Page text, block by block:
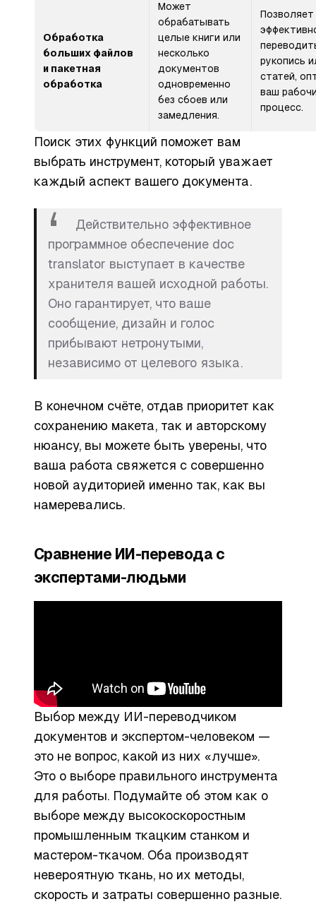
Обработка
больших файлов
и пакетная
обработка
Может
обрабатывать
целые книги или
несколько
документов
одновременно
без сбоев или
замедления.
рукопись
статей,
ваш
процесс.
Поиск этих функций поможет вам
выбрать инструмент, который уважает
каждый аспект вашего документа.
Действительно эффективное
программное обеспечение doc
translator выступает в качестве
хранителя вашей исходной работы.
Оно гарантирует, что ваше
сообщение, дизайн и голос
прибывают нетронутыми,
независимо от целевого языка.
В конечном счёте, отдав приоритет как
сохранению макета, так и авторскому
нюансу, вы можете быть уверены, что
ваша работа свяжется с совершенно
новой аудиторией именно так, как вы
намеревались.
Сравнение ИИ-перевода с
экспертами-людьми
Выбор между ИИ-переводчиком
документов и экспертом-человеком —
это не вопрос, какой из них «лучше».
Это о выборе правильного инструмента
для работы. Подумайте об этом как о
выборе между высокоскоростным
промышленным ткацким станком и
мастером-ткачом. Оба производят
невероятную ткань, но их методы,
скорость и затраты совершенно разные.